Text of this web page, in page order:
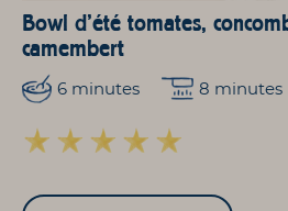
Bowl d’été tomates,
camembert
6 minutes 8 minutes